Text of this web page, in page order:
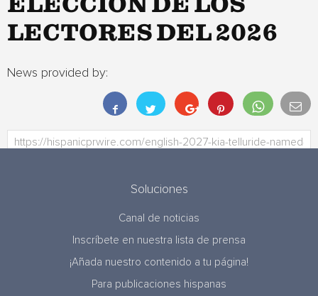
ELECCIÓN DE LOS
LECTORES DEL 2026
News provided by:
Soluciones
Canal de noticias
Inscríbete en nuestra lista de prensa
¡Añada nuestro contenido a tu página!
Para publicaciones hispanas